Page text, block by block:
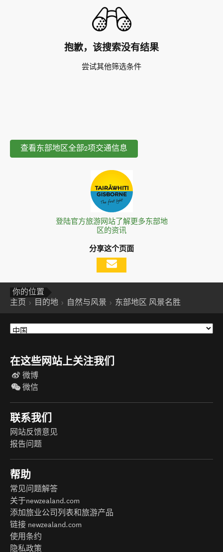
抱歉，该搜索没有结果
尝试其他筛选条件
查看东部地区全部2项交通信息
登陆官方旅游网站了解更多东部地
区的资讯
分享这个页面
你的位置
主页
目的地 自然与风景 东部地区 风景名胜
在这些网站上关注我们
微博
微信
联系我们
网站反馈意见
报告问题
帮助
常见问题解答
关于newzealand.com
添加旅业公司列表和旅游产品
链接 newzealand.com
使用条约
隐私政策